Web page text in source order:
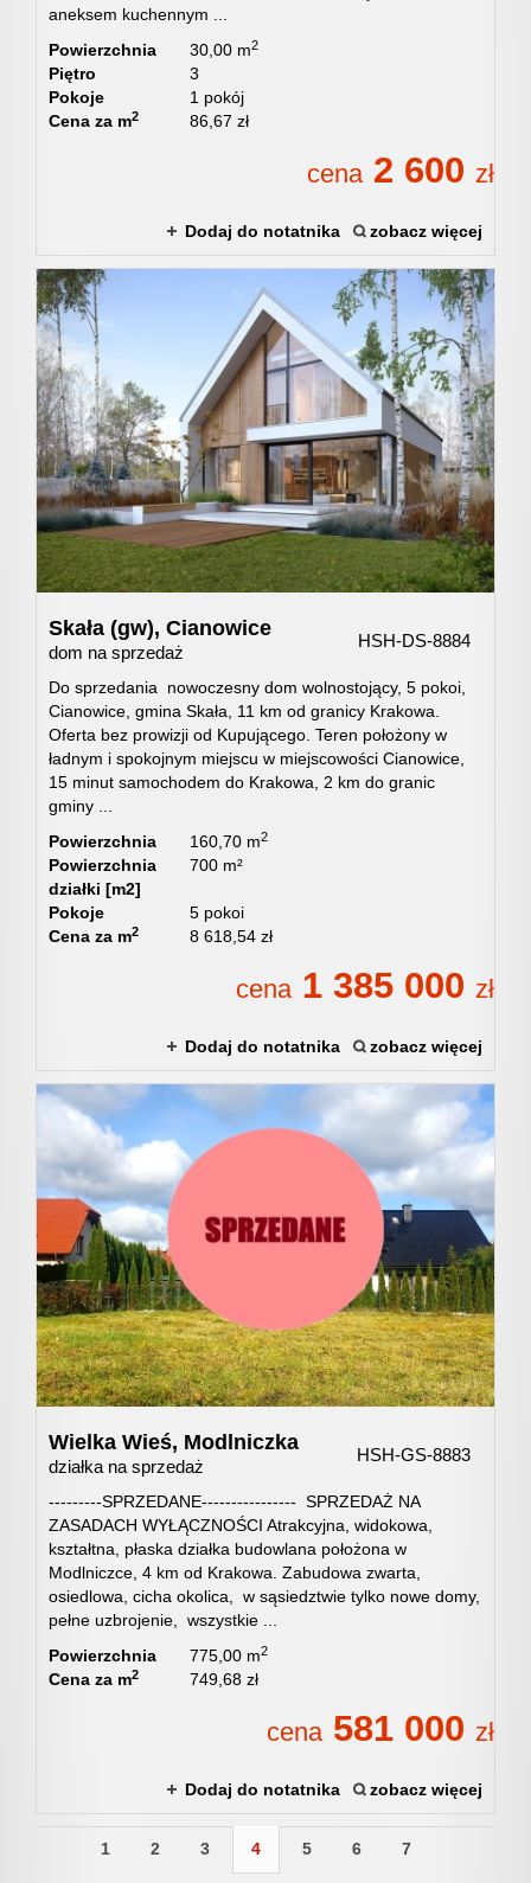
Usługi
geodety
staging
Usługi
Dla
Klienta
aneksem kuchennym ...
Powierzchnia
30,00 m2
Piętro
3
Pokoje
1 pokój
Cena za m2 86,67 zł
cena2 600 zł
Dodaj do notatnika zobacz więcej
Skała (gw), Cianowice
dom na sprzedaż
HSH-DS-8884
Do sprzedania nowoczesny dom wolnostojący, 5 pokoi,
Cianowice, gmina Skała, 11 km od granicy Krakowa.
Oferta bez prowizji od Kupującego. Teren położony w
ładnym i spokojnym miejscu w miejscowości Cianowice,
15 minut samochodem do Krakowa, 2 km do granic
gminy ...
Powierzchnia
160,70 m2
Powierzchnia
działki [m2]
700 m²
Pokoje
5 pokoi
Cena za m2 8 618,54 zł
cena 1 385 000 zł
Dodaj do notatnika zobacz więcej
Wielka Wieś, Modlniczka
działka na sprzedaż
HSH-GS-8883
---------SPRZEDANE---------------- SPRZEDAŻ NA
ZASADACH WYŁĄCZNOŚCI Atrakcyjna, widokowa,
kształtna, płaska działka budowlana położona w
Modlniczce, 4 km od Krakowa. Zabudowa zwarta,
osiedlowa, cicha okolica, w sąsiedztwie tylko nowe domy,
pełne uzbrojenie, wszystkie ...
Powierzchnia
775,00 m2
Cena za m2 749,68 zł
cena581 000 zł
Dodaj do notatnika zobacz więcej
1 2 3 4 5 6 7